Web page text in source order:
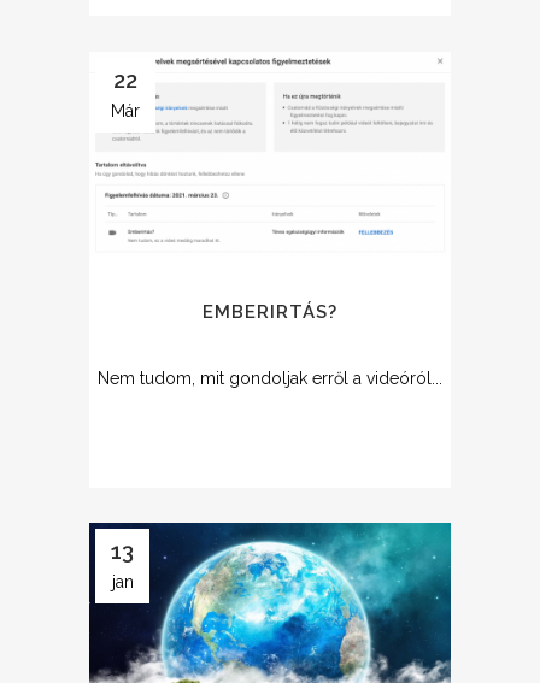
22
Már
EMBERIRTÁS?
Nem tudom, mit gondoljak erről a videóról...
13
jan